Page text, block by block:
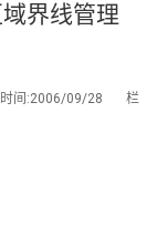
界线管理
时间:2006/09/28 栏